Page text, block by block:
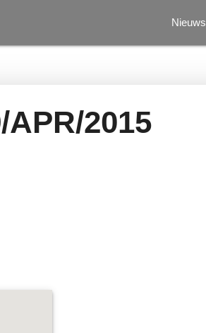
Nieuws
APR/2015